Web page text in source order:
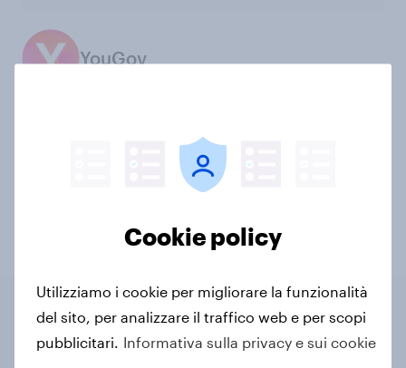
YouGov
Sports
Contenuto correlato
Cookie policy
Utilizziamo i cookie per migliorare la funzionalità
del sito, per analizzare il traffico web e per scopi
pubblicitari.
Informativa sulla privacy e sui cookie